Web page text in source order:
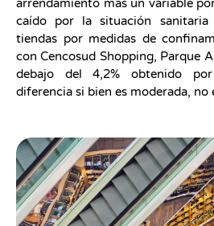
arrendamiento más un variable
caído por la situación
tiendas por medidas de
con Cencosud Shopping, Parque
debajo del 4,2% obtenido
diferencia si bien es moderada, no